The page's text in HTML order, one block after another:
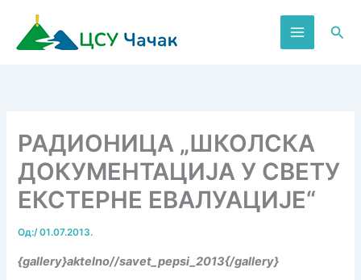
садржај
РАДИОНИЦА „ШКОЛСКА
ДОКУМЕНТАЦИЈА У СВЕТУ
ЕКСТЕРНЕ ЕВАЛУАЦИЈЕ“
Од:/01.07.2013.
{gallery}aktelno//savet_pepsi_2013{/gallery}